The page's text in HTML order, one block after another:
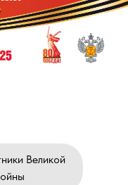
Великой